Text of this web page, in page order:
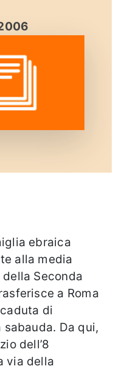
ebraica
alla media
Seconda
a Roma
di
Da qui,
dell’8
via della